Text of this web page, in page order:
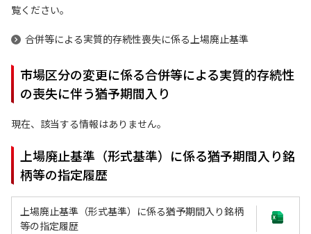
覧ください。
合併等による実質的存続性喪失に係る上場廃止基準
市場区分の変更に係る合併等による実質的存続性
の喪失に伴う猶予期間入り
現在、該当する情報はありません。
上場廃止基準（形式基準）に係る猶予期間入り銘
柄等の指定履歴
上場廃止基準（形式基準）に係る猶予期間入り銘柄
等の指定履歴